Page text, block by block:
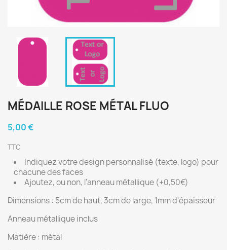
MÉDAILLE ROSE MÉTAL FLUO
5,00 €
TTC
Indiquez votre design personnalisé (texte, logo) pour
chacune des faces
Ajoutez, ou non, l'anneau métallique (+0,50€)
Dimensions : 5cm de haut, 3cm de large, 1mm d'épaisseur
Anneau métallique inclus
Matière : métal